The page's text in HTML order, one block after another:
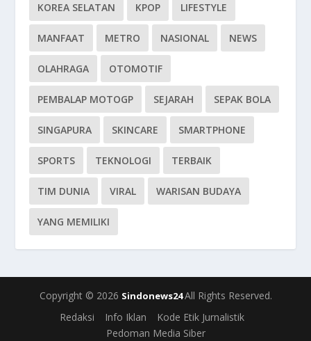
KOREA SELATAN KPOP LIFESTYLE
MANFAAT METRO NASIONAL NEWS
OLAHRAGA OTOMOTIF
PEMBALAP MOTOGP SEJARAH SEPAK BOLA
SINGAPURA SKINCARE SMARTPHONE
SPORTS TEKNOLOGI TERBAIK
TIM DUNIA VIRAL WARISAN BUDAYA
YANG MEMILIKI
Copyright © 2026 Sindonews24All Rights Reserved.
Redaksi
Info Iklan
Kode Etik Jurnalistik
Pedoman Media Siber